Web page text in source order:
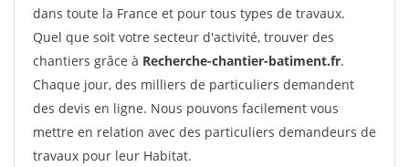
dans toute la France et pour tous types de travaux.
Quel que soit votre secteur d'activité, trouver des
chantiers grâce à Recherche-chantier-batiment.fr.
Chaque jour, des milliers de particuliers demandent
des devis en ligne. Nous pouvons facilement vous
mettre en relation avec des particuliers demandeurs de
travaux pour leur Habitat.